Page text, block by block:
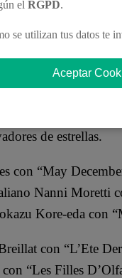
por primera
refugiados sirios
de estrellas,
de estrellas.
con “May
Nanni Moretti
Kore-eda con
con “L’Ete
“Les Filles
el RGPD.
se utilizan tus datos te
Aceptar